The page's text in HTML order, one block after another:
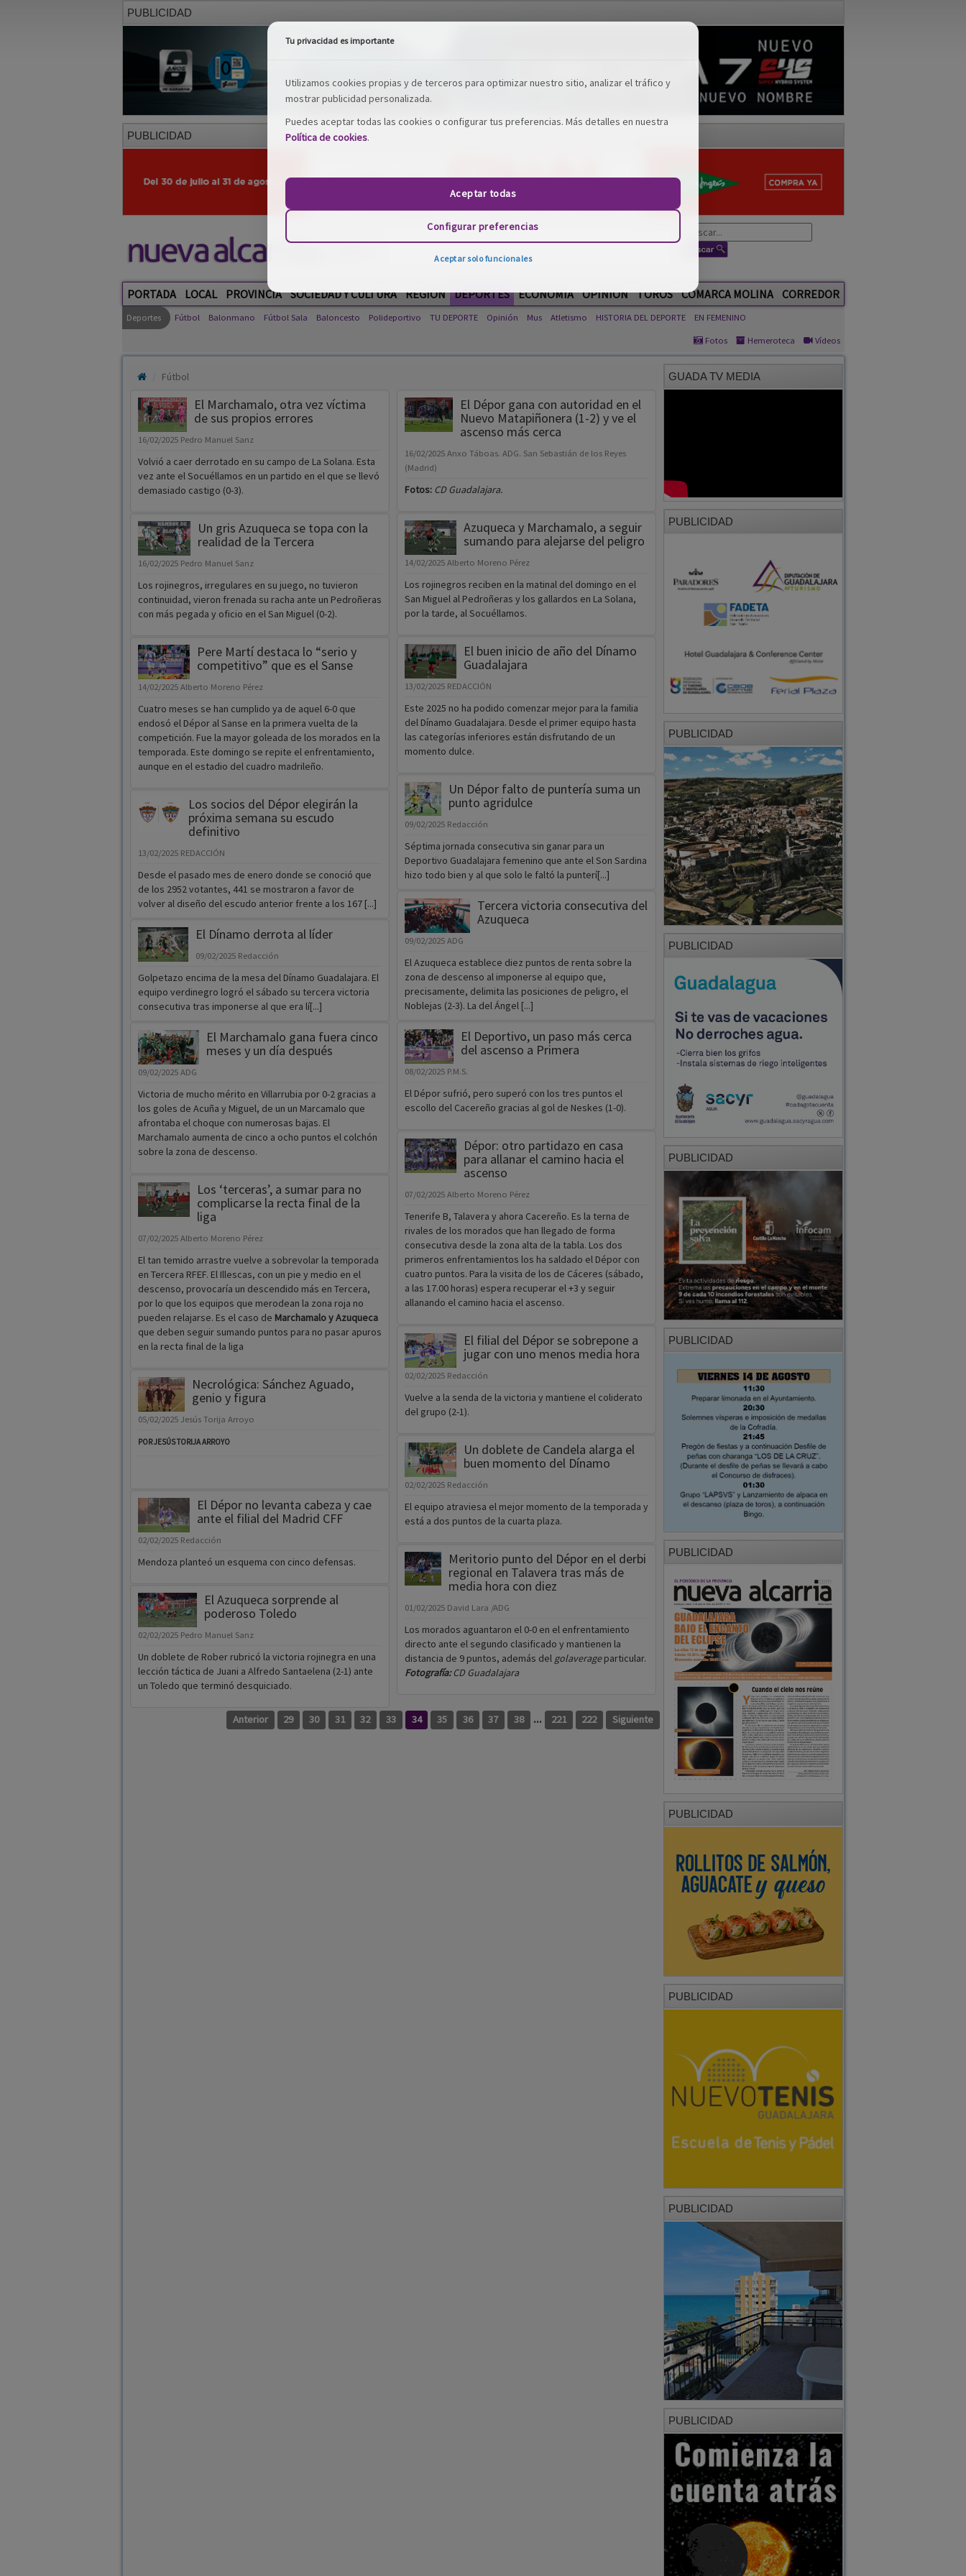
PUBLICIDAD
PUBLICIDAD
PORTADA LOCAL PROVINCIA SOCIEDAD Y CULTURA REGIÓN DEPORTES ECONOMÍA OPINIÓN TOROS COMARCA MOLINA CORREDOR
Deportes Fútbol Balonmano Fútbol Sala Baloncesto Polideportivo TU DEPORTE Opinión Mus Atletismo HISTORIA DEL DEPORTE EN FEMENINO
Fotos Hemeroteca Vídeos
Fútbol
El Marchamalo, otra vez víctima
de sus propios errores
16/02/2025 Pedro Manuel Sanz
Volvió a caer derrotado en su campo de La Solana. Esta
vez ante el Socuéllamos en un partido en el que se llevó
demasiado castigo (0-3).
Un gris Azuqueca se topa con la
realidad de la Tercera
16/02/2025 Pedro Manuel Sanz
Los rojinegros, irregulares en su juego, no tuvieron
continuidad, vieron frenada su racha ante un Pedroñeras
con más pegada y oficio en el San Miguel (0-2).
Pere Martí destaca lo “serio y
competitivo” que es el Sanse
14/02/2025 Alberto Moreno Pérez
Cuatro meses se han cumplido ya de aquel 6-0 que
endosó el Dépor al Sanse en la primera vuelta de la
competición. Fue la mayor goleada de los morados en la
temporada. Este domingo se repite el enfrentamiento,
aunque en el estadio del cuadro madrileño.
Los socios del Dépor elegirán la
próxima semana su escudo
definitivo
13/02/2025 REDACCIÓN
Desde el pasado mes de enero donde se conoció que
de los 2952 votantes, 441 se mostraron a favor de
volver al diseño del escudo anterior frente a los 167 [...]
El Dínamo derrota al líder
09/02/2025 Redacción
Golpetazo encima de la mesa del Dínamo Guadalajara. El
equipo verdinegro logró el sábado su tercera victoria
consecutiva tras imponerse al que era lí[...]
El Marchamalo gana fuera cinco
meses y un día después
09/02/2025 ADG
Victoria de mucho mérito en Villarrubia por 0-2 gracias a
los goles de Acuña y Miguel, de un un Marcamalo que
afrontaba el choque con numerosas bajas. El
Marchamalo aumenta de cinco a ocho puntos el colchón
sobre la zona de descenso.
Los ‘terceras’, a sumar para no
complicarse la recta final de la
liga
07/02/2025 Alberto Moreno Pérez
El tan temido arrastre vuelve a sobrevolar la temporada
en Tercera RFEF. El Illescas, con un pie y medio en el
descenso, provocaría un descendido más en Tercera,
por lo que los equipos que merodean la zona roja no
pueden relajarse. Es el caso de Marchamalo y Azuqueca
que deben seguir sumando puntos para no pasar apuros
en la recta final de la liga
Necrológica: Sánchez Aguado,
genio y figura
05/02/2025 Jesús Torija Arroyo
POR JESÚS TORIJA ARROYO
El Dépor no levanta cabeza y cae
ante el filial del Madrid CFF
02/02/2025 Redacción
Mendoza planteó un esquema con cinco defensas.
El Azuqueca sorprende al
poderoso Toledo
02/02/2025 Pedro Manuel Sanz
Un doblete de Rober rubricó la victoria rojinegra en una
lección táctica de Juani a Alfredo Santaelena (2-1) ante
un Toledo que terminó desquiciado.
El Dépor gana con autoridad en el
Nuevo Matapiñonera (1-2) y ve el
ascenso más cerca
16/02/2025 Anxo Táboas. ADG. San Sebastián de los Reyes
(Madrid)
Fotos: CD Guadalajara.
Azuqueca y Marchamalo, a seguir
sumando para alejarse del peligro
14/02/2025 Alberto Moreno Pérez
Los rojinegros reciben en la matinal del domingo en el
San Miguel al Pedroñeras y los gallardos en La Solana,
por la tarde, al Socuéllamos.
El buen inicio de año del Dínamo
Guadalajara
13/02/2025 REDACCIÓN
Este 2025 no ha podido comenzar mejor para la familia
del Dínamo Guadalajara. Desde el primer equipo hasta
las categorías inferiores están disfrutando de un
momento dulce.
Un Dépor falto de puntería suma un
punto agridulce
09/02/2025 Redacción
Séptima jornada consecutiva sin ganar para un
Deportivo Guadalajara femenino que ante el Son Sardina
hizo todo bien y al que solo le faltó la punterí[...]
Tercera victoria consecutiva del
Azuqueca
09/02/2025 ADG
El Azuqueca establece diez puntos de renta sobre la
zona de descenso al imponerse al equipo que,
precisamente, delimita las posiciones de peligro, el
Noblejas (2-3). La del Ángel [...]
El Deportivo, un paso más cerca
del ascenso a Primera
08/02/2025 P.M.S.
El Dépor sufrió, pero superó con los tres puntos el
escollo del Cacereño gracias al gol de Neskes (1-0).
Dépor: otro partidazo en casa
para allanar el camino hacia el
ascenso
07/02/2025 Alberto Moreno Pérez
Tenerife B, Talavera y ahora Cacereño. Es la terna de
rivales de los morados que han llegado de forma
consecutiva desde la zona alta de la tabla. Los dos
primeros enfrentamientos los ha saldado el Dépor con
cuatro puntos. Para la visita de los de Cáceres (sábado,
a las 17.00 horas) espera recuperar el +3 y seguir
allanando el camino hacia el ascenso.
El filial del Dépor se sobrepone a
jugar con uno menos media hora
02/02/2025 Redacción
Vuelve a la senda de la victoria y mantiene el coliderato
del grupo (2-1).
Un doblete de Candela alarga el
buen momento del Dínamo
02/02/2025 Redacción
El equipo atraviesa el mejor momento de la temporada y
está a dos puntos de la cuarta plaza.
Meritorio punto del Dépor en el derbi
regional en Talavera tras más de
media hora con diez
01/02/2025 David Lara /ADG
Los morados aguantaron el 0-0 en el enfrentamiento
directo ante el segundo clasificado y mantienen la
distancia de 9 puntos, además del golaverageparticular.
Fotografía:CD Guadalajara
Anterior 29 30 31 32 33 34 35 36 37 38 ... 221 222 Siguiente
GUADA TV MEDIA
PUBLICIDAD
PUBLICIDAD
PUBLICIDAD
PUBLICIDAD
PUBLICIDAD
PUBLICIDAD
PUBLICIDAD
PUBLICIDAD
PUBLICIDAD
PUBLICIDAD
Tu privacidad es importante
Utilizamos cookies propias y de terceros para optimizar nuestro sitio, analizar el tráfico y
mostrar publicidad personalizada.
Puedes aceptar todas las cookies o configurar tus preferencias. Más detalles en nuestra
Política de cookies.
Aceptar todas
Configurar preferencias
Aceptar solo funcionales